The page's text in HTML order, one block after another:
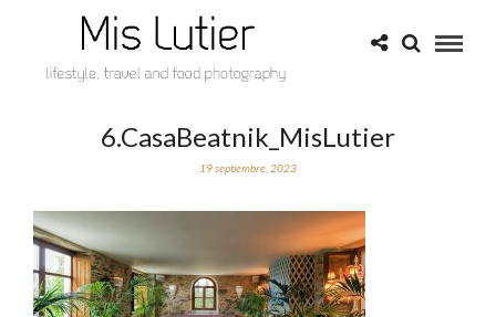
6.CasaBeatnik_MisLutier
19 septiembre, 2023